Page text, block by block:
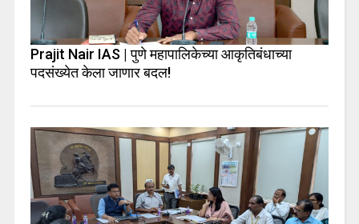
Prajit Nair IAS | पुणे महापालिकेच्या आकृतिबंधाच्या
पदसंख्येत केला जाणार बदल!